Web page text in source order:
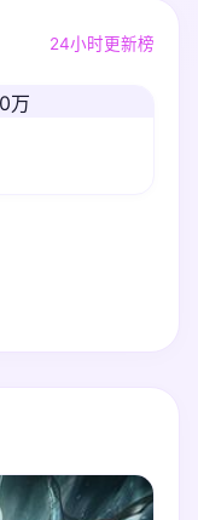
24小时更新榜